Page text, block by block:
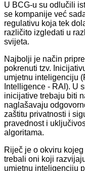
U BCG-u su odlučili
se kompanije već
regulativu koja tek
različito izgledati u
svijeta.
Najbolji je način
pokrenuti tzv.
umjetnu inteligenciju
Intelligence - RAI). U
inicijative trebaju biti
naglašavaju
zaštitu privatnosti i
pravednost i
algoritama.
Riječ je o okviru
trebali oni koji
umjetnu inteligenciju